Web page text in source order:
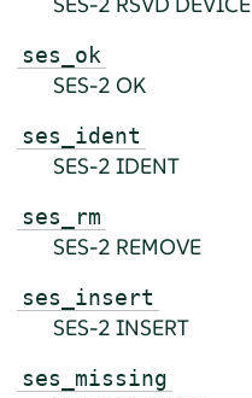
ses_ok
SES-2 OK
ses_ident
SES-2 IDENT
ses_rm
SES-2 REMOVE
ses_insert
SES-2 INSERT
ses_missing